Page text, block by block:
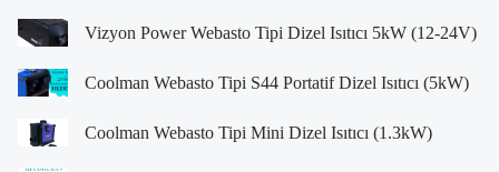
Vizyon Power Webasto Tipi Dizel Isıtıcı 5kW (12-24V)
Coolman Webasto Tipi S44 Portatif Dizel Isıtıcı (5kW)
Coolman Webasto Tipi Mini Dizel Isıtıcı (1.3kW)